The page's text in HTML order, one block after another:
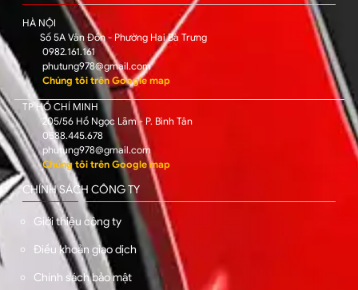
HÀ NỘI
Số 5A Vân Đồn - Phường Hai Bà Trưng
0982.161.161
phutung978@gmail.com
Chúng tôi trên Google map
TP HỒ CHÍ MINH
205/56 Hồ Ngọc Lãm - P. Bình Tân
0588.445.678
phutung978@gmail.com
Chúng tôi trên Google map
CHÍNH SÁCH CÔNG TY
Giới thiệu công ty
Điều khoản giao dịch
Chính sách bảo mật